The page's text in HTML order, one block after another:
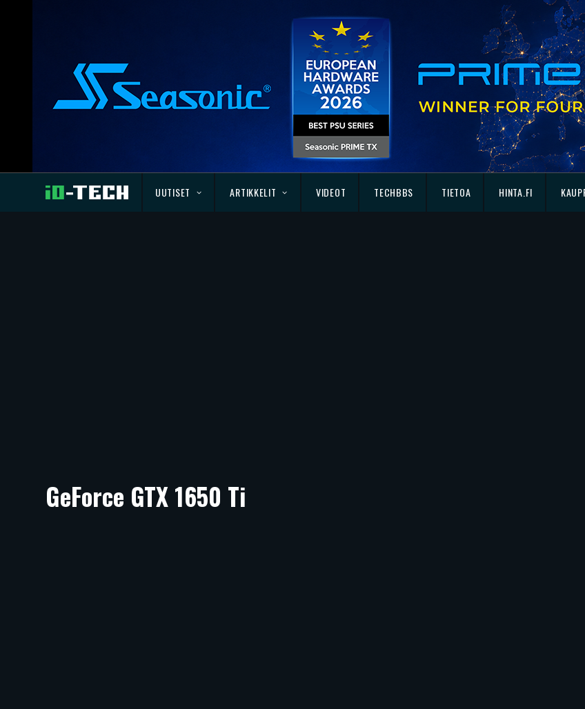
UUTISET ARTIKKELIT VIDEOT TECHBBS TIETOA HINTA.FI
GeForce GTX 1650 Ti